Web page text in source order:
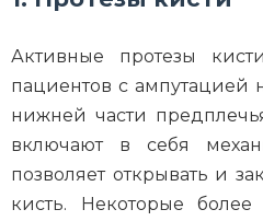
Активные протезы
пациентов с ампутацией
нижней части
включают в себя
позволяет открывать и
кисть. Некоторые